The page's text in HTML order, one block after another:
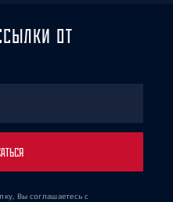
ОТ
Вы соглашаетесь с